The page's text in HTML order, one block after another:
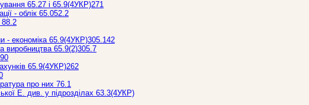
65.27 і 65.9(4УКР)271
- облік 65.052.2
88.2
- економіка 65.9(4УКР)305.142
виробництва 65.9(2)305.7
65.9(4УКР)262
про них 76.1
Е. див. у підрозділах 63.3(4УКР)